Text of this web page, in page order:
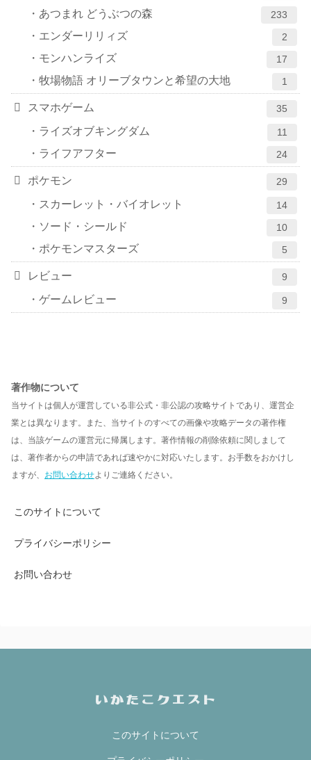
あつまれ どうぶつの森 233
エンダーリリィズ 2
モンハンライズ 17
牧場物語 オリーブタウンと希望の大地 1
スマホゲーム 35
ライズオブキングダム 11
ライフアフター 24
ポケモン 29
スカーレット・バイオレット 14
ソード・シールド 10
ポケモンマスターズ 5
レビュー 9
ゲームレビュー 9
著作物について
当サイトは個人が運営している非公式・非公認の攻略サイトであり、運営企
業とは異なります。また、当サイトのすべての画像や攻略データの著作権
は、当該ゲームの運営元に帰属します。著作情報の削除依頼に関しまして
は、著作者からの申請であれば速やかに対応いたします。お手数をおかけし
ますが、 お問い合わせよりご連絡ください。
このサイトについて
プライバシーポリシー
お問い合わせ
このサイトについて